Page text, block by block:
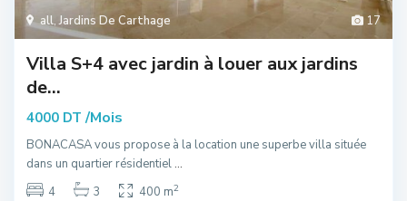
17
all,Jardins De Carthage
Villa S+4 avec jardin à louer aux jardins
de...
4000 DT /Mois
BONACASA vous propose à la location une superbe villa située
dans un quartier résidentiel...
4
3 400 m2